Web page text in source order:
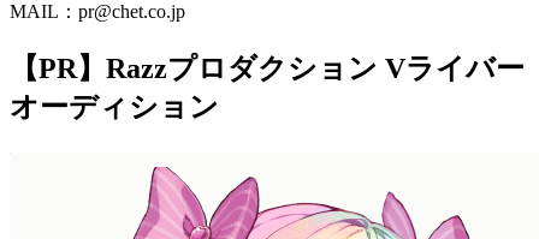
MAIL：pr@chet.co.jp
【PR】Razzプロダクション Vライバー
オーディション